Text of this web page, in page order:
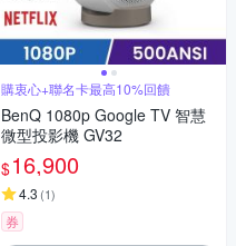
購衷心+聯名卡最高10%回饋
BenQ 1080p Google TV 智慧
微型投影機 GV32
$16,900
4.3 (1)
券